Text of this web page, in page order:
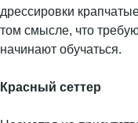
дрессировки
том смысле, что
начинают обучаться.
Красный сеттер